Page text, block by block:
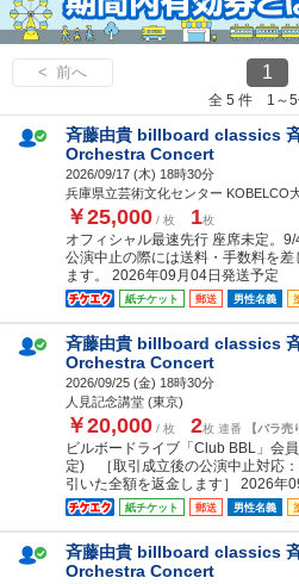
< 前へ 1
全 5 件 1～5
斉藤由貴 billboard classics
Orchestra Concert
2026/09/17 (木) 18時30分
兵庫県立芸術文化センター KOBELCO
￥25,000 / 枚 1枚
オフィシャル最速先行 座席未定。
公演中止の際には送料・手数料を差
ます。 2026年09月04日発送予定
紙チケット 郵送 男性名義
斉藤由貴 billboard classics
Orchestra Concert
2026/09/25 (金) 18時30分
人見記念講堂 (東京)
￥20,000 / 枚 2枚 連番 【バラ売
ビルボードライブ「Club BBL」会
定) ［取引成立後の公演中止対応
引いた全額を返金します］ 2026年
紙チケット 郵送 男性名義
斉藤由貴 billboard classics
Orchestra Concert